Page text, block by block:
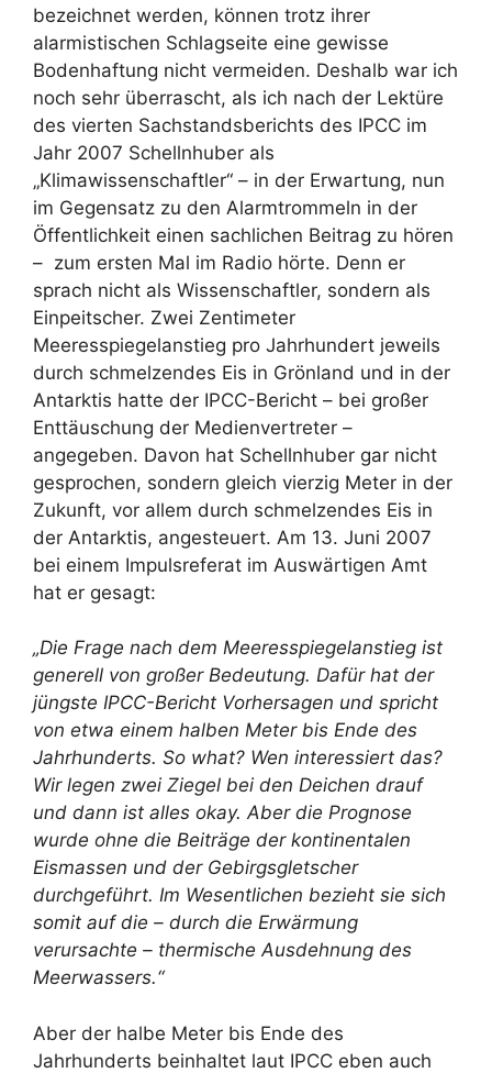
bezeichnet werden, können trotz ihrer
alarmistischen Schlagseite eine gewisse
Bodenhaftung nicht vermeiden. Deshalb war ich
noch sehr überrascht, als ich nach der Lektüre
des vierten Sachstandsberichts des IPCC im
Jahr 2007 Schellnhuber als
„Klimawissenschaftler“ – in der Erwartung, nun
im Gegensatz zu den Alarmtrommeln in der
Öffentlichkeit einen sachlichen Beitrag zu hören
– zum ersten Mal im Radio hörte. Denn er
sprach nicht als Wissenschaftler, sondern als
Einpeitscher. Zwei Zentimeter
Meeresspiegelanstieg pro Jahrhundert jeweils
durch schmelzendes Eis in Grönland und in der
Antarktis hatte der IPCC-Bericht – bei großer
Enttäuschung der Medienvertreter –
angegeben. Davon hat Schellnhuber gar nicht
gesprochen, sondern gleich vierzig Meter in der
Zukunft, vor allem durch schmelzendes Eis in
der Antarktis, angesteuert. Am 13. Juni 2007
bei einem Impulsreferat im Auswärtigen Amt
hat er gesagt:
„Die Frage nach dem Meeresspiegelanstieg ist
generell von großer Bedeutung. Dafür hat der
jüngste IPCC-Bericht Vorhersagen und spricht
von etwa einem halben Meter bis Ende des
Jahrhunderts. So what? Wen interessiert das?
Wir legen zwei Ziegel bei den Deichen drauf
und dann ist alles okay. Aber die Prognose
wurde ohne die Beiträge der kontinentalen
Eismassen und der Gebirgsgletscher
durchgeführt. Im Wesentlichen bezieht sie sich
somit auf die – durch die Erwärmung
verursachte – thermische Ausdehnung des
Meerwassers.“
Aber der halbe Meter bis Ende des
Jahrhunderts beinhaltet laut IPCC eben auch